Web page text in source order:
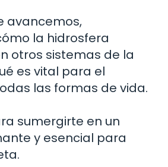
avancemos,
la hidrosfera
otros sistemas de la
es vital para el
las formas de vida.
sumergirte en un
y esencial para